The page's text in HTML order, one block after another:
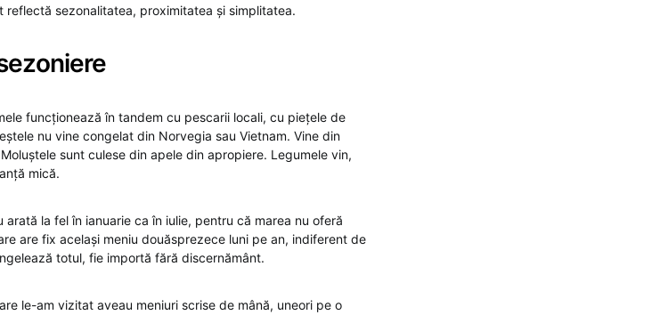
reflectă sezonalitatea, proximitatea și simplitatea.
funcționează în tandem cu pescarii locali, cu piețele de
nu vine congelat din Norvegia sau Vietnam. Vine din
sunt culese din apele din apropiere. Legumele vin,
mică.
la fel în ianuarie ca în iulie, pentru că marea nu oferă
are fix același meniu douăsprezece luni pe an, indiferent de
totul, fie importă fără discernământ.
le-am vizitat aveau meniuri scrise de mână, uneori pe o